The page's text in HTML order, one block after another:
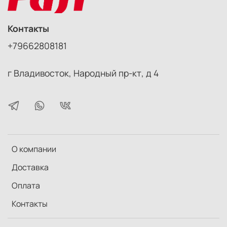
корпусе
О компании
Доставка
Оплата
Контакты
Контакты
+79662808181
г Владивосток, Народный пр-кт, д 4